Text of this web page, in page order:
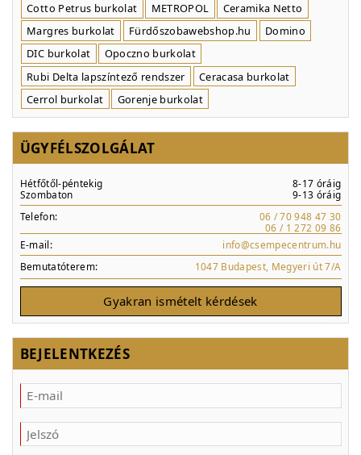
Cotto Petrus burkolat
METROPOL
Ceramika Netto
Margres burkolat
Fürdőszobawebshop.hu
Domino
DIC burkolat
Opoczno burkolat
Rubi Delta lapszíntező rendszer
Ceracasa burkolat
Cerrol burkolat
Gorenje burkolat
ÜGYFÉLSZOLGÁLAT
Hétfőtől-péntekig
8-17 óráig
Szombaton
9-13 óráig
Telefon:
06 / 70 948 47 30
06 / 1 272 09 86
E-mail:
info@csempecentrum.hu
Bemutatóterem:
1047 Budapest, Megyeri út 7/A
Gyakran ismételt kérdések
BEJELENTKEZÉS